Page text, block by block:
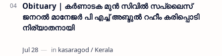
Obituary | കർണാടക മുൻ സിവില്‍ സപ്ലൈസ്
ജനറൽ മാനേജർ പി എച്ച് അബ്ദുൽ റഹീം കരിപ്പൊടി
നിര്യാതനായി